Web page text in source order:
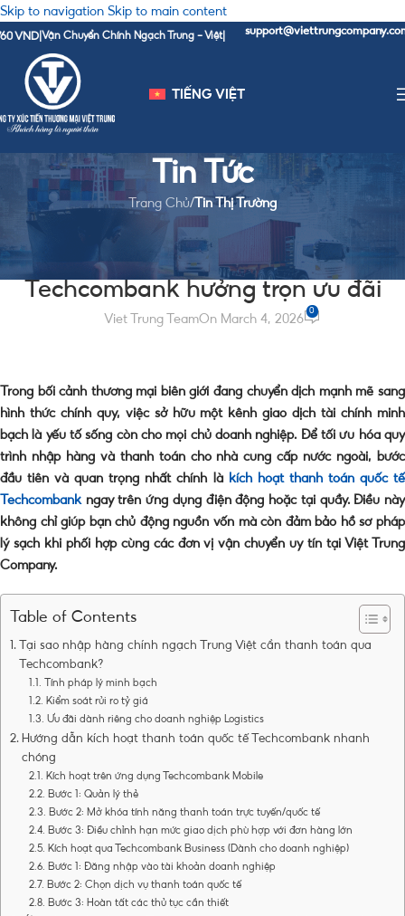
Skip to navigation Skip to main content
|Vận Chuyển Chính Ngạch Trung - Việt| support@viettrungcompany.com|
TIẾNG VIỆT
Tin Tức
Trang Chủ/ Tin Thị Trường
Kích hoạt thanh toán quốc tế
Techcombank hưởng trọn ưu đãi
Viet Trung TeamOn March 4, 2026
0
Trong bối cảnh thương mại biên giới đang chuyển dịch mạnh mẽ sang
hình thức chính quy, việc sở hữu một kênh giao dịch tài chính minh
bạch là yếu tố sống còn cho mọi chủ doanh nghiệp. Để tối ưu hóa quy
trình nhập hàng và thanh toán cho nhà cung cấp nước ngoài, bước
đầu tiên và quan trọng nhất chính là
kích hoạt thanh toán quốc tế
Techcombank ngay trên ứng dụng điện động hoặc tại quầy. Điều này
không chỉ giúp bạn chủ động nguồn vốn mà còn đảm bảo hồ sơ pháp
lý sạch khi phối hợp cùng các đơn vị vận chuyển uy tín tại Việt Trung
Company.
Table of Contents
Tại sao nhập hàng chính ngạch Trung Việt cần thanh toán qua
Techcombank?
Tính pháp lý minh bạch
Kiểm soát rủi ro tỷ giá
Ưu đãi dành riêng cho doanh nghiệp Logistics
Hướng dẫn kích hoạt thanh toán quốc tế Techcombank nhanh
chóng
Kích hoạt trên ứng dụng Techcombank Mobile
Bước 1: Quản lý thẻ
Bước 2: Mở khóa tính năng thanh toán trực tuyến/quốc tế
Bước 3: Điều chỉnh hạn mức giao dịch phù hợp với đơn hàng lớn
Kích hoạt qua Techcombank Business (Dành cho doanh nghiệp)
Bước 1: Đăng nhập vào tài khoản doanh nghiệp
Bước 2: Chọn dịch vụ thanh toán quốc tế
Bước 3: Hoàn tất các thủ tục cần thiết